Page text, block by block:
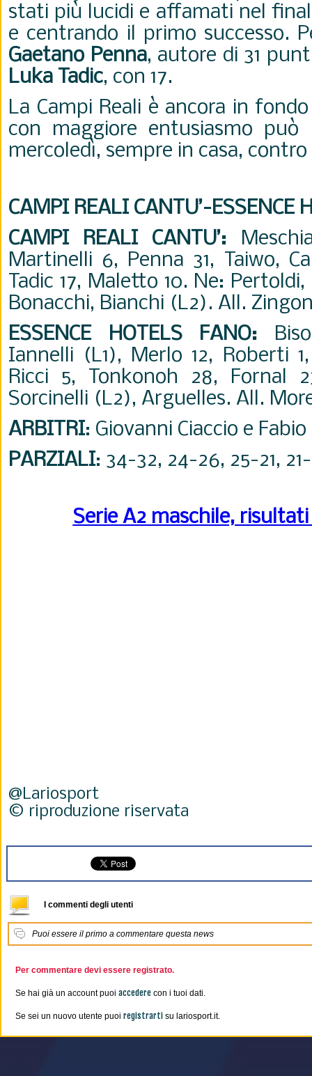
stati più lucidi e affamati nel
e centrando il primo successo.
Gaetano Penna, autore di 31
Luka Tadic, con 17.
La Campi Reali è ancora in
con maggiore entusiasmo
mercoledì, sempre in casa, contro
CAMPI REALI CANTU’-ESSENCE
CAMPI REALI CANTU’:
Martinelli 6, Penna 31, Taiwo,
Tadic 17, Maletto 10. Ne:
Bonacchi, Bianchi (L2). All.
ESSENCE HOTELS FANO:
Iannelli (L1), Merlo 12, Roberti
Ricci 5, Tonkonoh 28, Fornal
Sorcinelli (L2), Arguelles. All.
ARBITRI: Giovanni Ciaccio e
PARZIALI: 34-32, 24-26, 25-21, 21-
Serie A2 maschile,
@Lariosport
© riproduzione riservata
I commenti degli utenti
Puoi essere il primo a commentare questa news
Per commentare devi essere registrato.
Se hai già un account puoi accedere con i tuoi dati.
Se sei un nuovo utente puoi registrarti su lariosport.it.